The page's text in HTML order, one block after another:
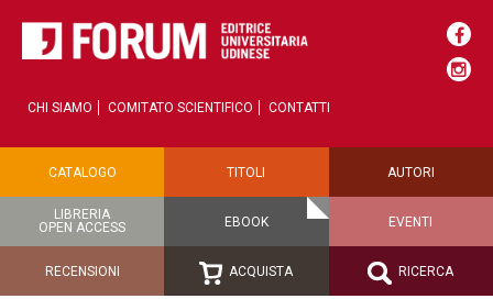
CHI SIAMO COMITATO SCIENTIFICO CONTATTI
CATALOGO TITOLI AUTORI
LIBRERIA
OPEN ACCESS
EBOOK EVENTI
RECENSIONI ACQUISTA RICERCA